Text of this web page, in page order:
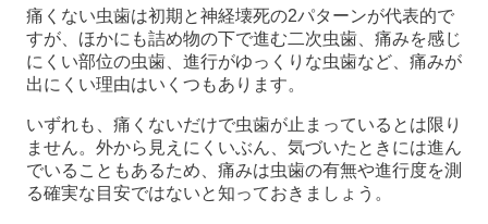
痛くない虫歯は初期と神経壊死の2パターンが代表的で
すが、ほかにも詰め物の下で進む二次虫歯、痛みを感じ
にくい部位の虫歯、進行がゆっくりな虫歯など、痛みが
出にくい理由はいくつもあります。
いずれも、痛くないだけで虫歯が止まっているとは限り
ません。外から見えにくいぶん、気づいたときには進ん
でいることもあるため、痛みは虫歯の有無や進行度を測
る確実な目安ではないと知っておきましょう。